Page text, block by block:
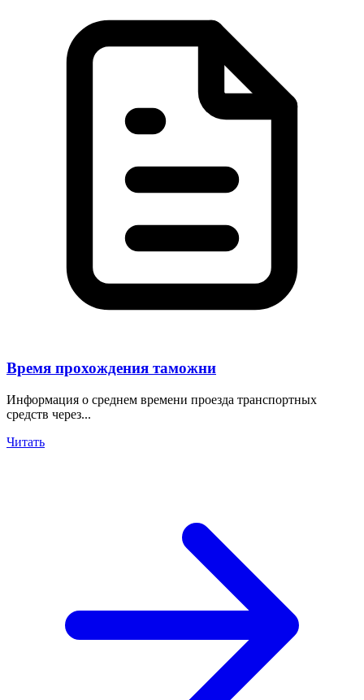
Время прохождения таможни
Информация о среднем времени проезда транспортных
средств через...
Читать